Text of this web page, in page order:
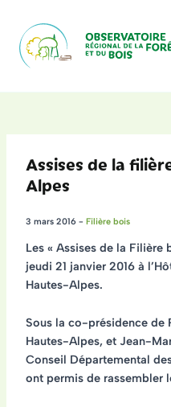
contenu
Assises de la
Alpes
3 mars 2016 - Filière bois
Les « Assises de la Filière
jeudi 21 janvier 2016 à
Hautes-Alpes.
Sous la co-présidence de
Hautes-Alpes, et Jean-
Conseil Départemental
ont permis de rassembler